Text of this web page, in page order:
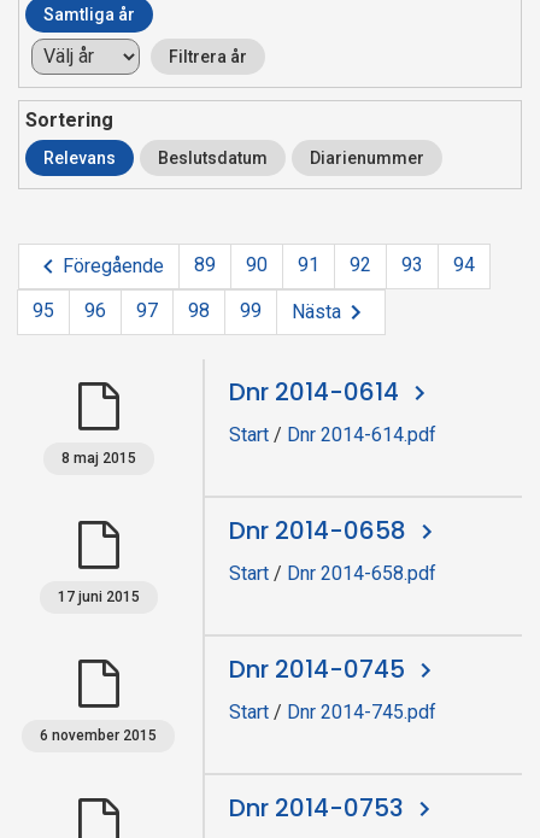
p
e
k
n
Samtliga år
Filtrera år
Sortering
Relevans Beslutsdatum Diarienummer
Föregående 89 90 91 92 93
94
95
96 97 98 99 Nästa
8 maj 2015
Dnr 2014-0614
Start / Dnr 2014-614.pdf
17 juni 2015
Dnr 2014-0658
Start / Dnr 2014-658.pdf
6 november 2015
Dnr 2014-0745
Start / Dnr 2014-745.pdf
Dnr 2014-0753